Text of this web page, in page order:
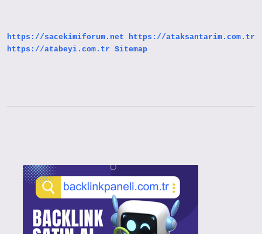
https://sacekimiforum.net
https://ataksantarim.com.tr
https://atabeyi.com.tr Sitemap